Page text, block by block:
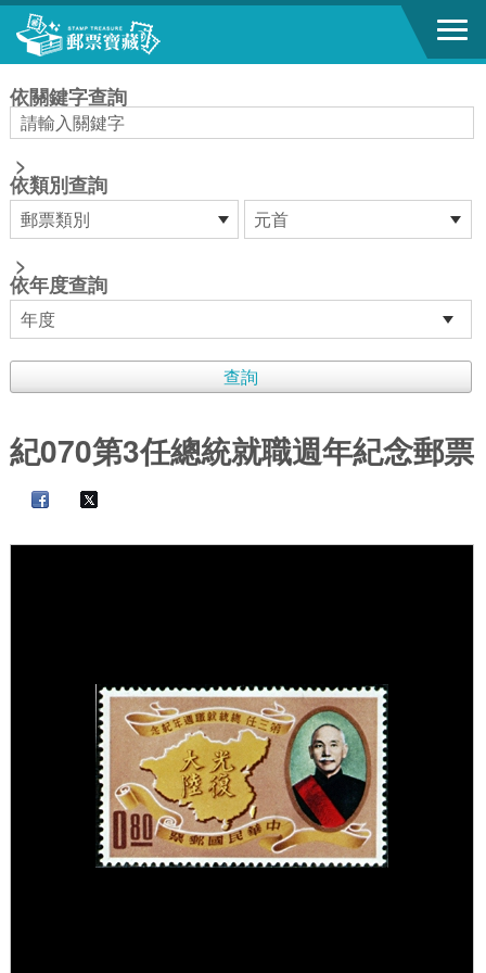
跳到主要內容區塊
依關鍵字查詢
>
依類別查詢
>
依年度查詢
紀070第3任總統就職週年紀念郵票